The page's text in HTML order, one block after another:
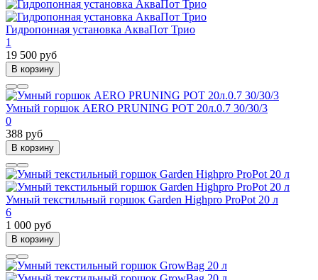
Гидропонная установка АкваПот Трио
1
19 500 руб
В корзину
Умный горшок AERO PRUNING POT 20л.0.7 30/30/3
0
388 руб
В корзину
Умный текстильный горшок Garden Highpro ProPot 20 л
6
1 000 руб
В корзину